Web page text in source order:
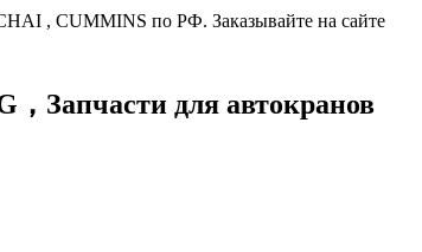
, CUMMINS по РФ. Заказывайте на сайте
， Запчасти для автокранов